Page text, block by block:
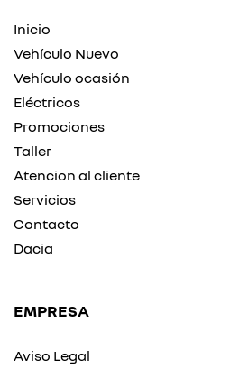
Inicio
Vehículo Nuevo
Vehículo ocasión
Eléctricos
Promociones
Taller
Atencion al cliente
Servicios
Contacto
Dacia
EMPRESA
Aviso Legal